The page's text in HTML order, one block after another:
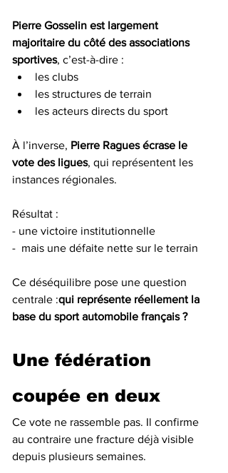
Pierre Gosselin est largement
majoritaire du côté des associations
sportives, c’est-à-dire :
les clubs
les structures de terrain
les acteurs directs du sport
À l’inverse, Pierre Ragues écrase le
vote des ligues, qui représentent les
instances régionales.
Résultat :
- une victoire institutionnelle
-  mais une défaite nette sur le terrain
Ce déséquilibre pose une question
centrale :qui représente réellement la
base du sport automobile français ?
Une fédération
coupée en deux
Ce vote ne rassemble pas. Il confirme
au contraire une fracture déjà visible
depuis plusieurs semaines.